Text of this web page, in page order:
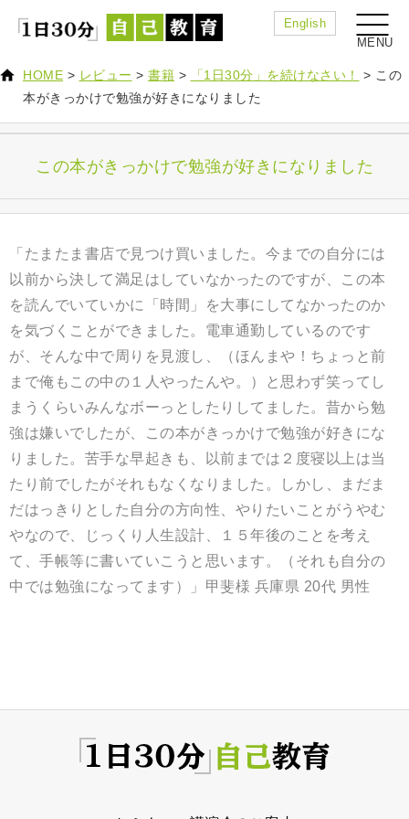
English
HOME > レビュー > 書籍 > 「1日30分」を続けなさい！ > この
本がきっかけで勉強が好きになりました
この本がきっかけで勉強が好きになりました
「たまたま書店で見つけ買いました。今までの自分には
以前から決して満足はしていなかったのですが、この本
を読んでいていかに「時間」を大事にしてなかったのか
を気づくことができました。電車通勤しているのです
が、そんな中で周りを見渡し、（ほんまや！ちょっと前
まで俺もこの中の１人やったんや。）と思わず笑ってし
まうくらいみんなボーっとしたりしてました。昔から勉
強は嫌いでしたが、この本がきっかけで勉強が好きにな
りました。苦手な早起きも、以前までは２度寝以上は当
たり前でしたがそれもなくなりました。しかし、まだま
だはっきりとした自分の方向性、やりたいことがうやむ
やなので、じっくり人生設計、１５年後のことを考え
て、手帳等に書いていこうと思います。（それも自分の
中では勉強になってます）」甲斐様 兵庫県 20代 男性